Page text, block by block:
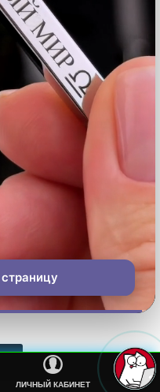
ЛИЧНЫЙ КАБИНЕТ